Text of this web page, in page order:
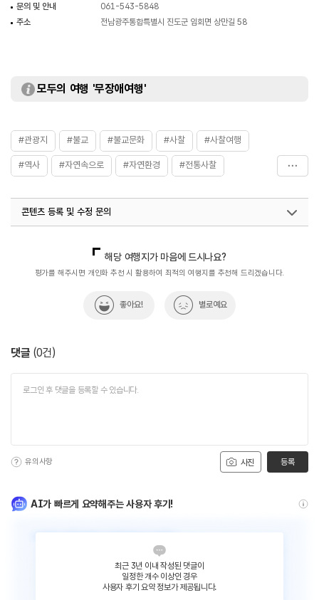
문의 및 안내
061-543-5848
주소
전남광주통합특별시 진도군 임회면 상만길 58
모두의 여행 '무장애여행'
#관광지 #불교 #불교문화 #사찰 #사찰여행
#역사 #자연속으로 #자연환경 #전통사찰
#휴식여행 #휴식하기
콘텐츠 등록 및 수정 문의
해당 여행지가 마음에 드시나요?
평가를 해주시면 개인화 추천 시 활용하여 최적의 여행지를 추천해 드리겠습니다.
좋아요! 별로예요
댓글 (0건)
사진
유의사항 등록
AI가 빠르게 요약해주는 사용자 후기!
최근 3년 이내 작성된 댓글이
일정한 개수 이상인 경우
사용자 후기 요약 정보가 제공됩니다.